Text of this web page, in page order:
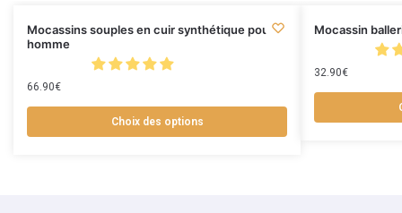
Mocassins souples en cuir synthétique pour
homme
66.90€
Choix des options
Mocassin
32.90€